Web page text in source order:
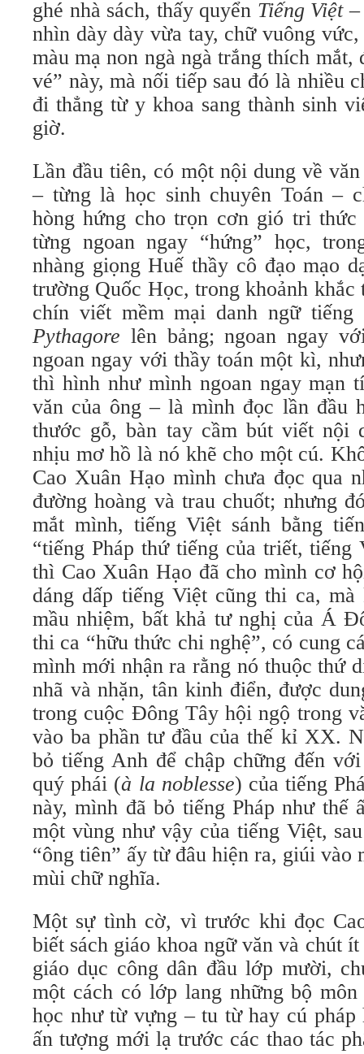
ghé nhà sách, thấy quyển Tiếng Việt
nhìn dày dày vừa tay, chữ vuông
màu mạ non ngà ngà trắng thích mắt,
vé” này, mà nối tiếp sau đó là nhiều
đi thẳng từ y khoa sang thành sinh
giờ.
Lần đầu tiên, có một nội dung về
– từng là học sinh chuyên Toán –
hòng hứng cho trọn cơn gió tri
từng ngoan ngay “hứng” học,
nhàng giọng Huế thầy cô đạo mạo
trường Quốc Học, trong khoảnh khắc
chín viết mềm mại danh ngữ
Pythagore lên bảng; ngoan ngay
ngoan ngay với thầy toán một kì,
thì hình như mình ngoan ngay mạn
văn của ông – là mình đọc lần đầu
thước gỗ, bàn tay cầm bút viết nội
nhịu mơ hồ là nó khẽ cho một cú.
Cao Xuân Hạo mình chưa đọc qua
đường hoàng và trau chuốt; nhưng
mắt mình, tiếng Việt sánh bằng
“tiếng Pháp thứ tiếng của triết, tiếng
thì Cao Xuân Hạo đã cho mình cơ
dáng dấp tiếng Việt cũng thi ca,
mầu nhiệm, bất khả tư nghị của Á
thi ca “hữu thức chi nghệ”, có cung
mình mới nhận ra rằng nó thuộc thứ
nhã và nhặn, tân kinh điển, được
trong cuộc Đông Tây hội ngộ trong
vào ba phần tư đầu của thế kỉ XX.
bỏ tiếng Anh để chập chững đến
quý phái (à la noblesse) của tiếng
này, mình đã bỏ tiếng Pháp như thế
một vùng như vậy của tiếng Việt,
“ông tiên” ấy từ đâu hiện ra, giúi vào
mùi chữ nghĩa.
Một sự tình cờ, vì trước khi đọc
biết sách giáo khoa ngữ văn và chút
giáo dục công dân đầu lớp mười,
một cách có lớp lang những bộ
học như từ vựng – tu từ hay cú pháp
ấn tượng mới lạ trước các thao tác